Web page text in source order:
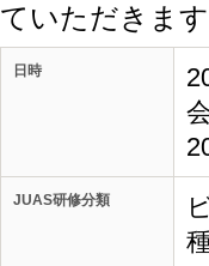
ていただきま
日時
JUAS研修分類